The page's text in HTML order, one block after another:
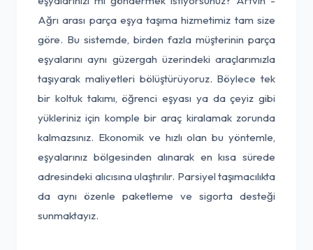
Ağrı arası parça eşya taşıma hizmetimiz tam size
göre. Bu sistemde, birden fazla müşterinin parça
eşyalarını aynı güzergah üzerindeki araçlarımızla
taşıyarak maliyetleri bölüştürüyoruz. Böylece tek
bir koltuk takımı, öğrenci eşyası ya da çeyiz gibi
yükleriniz için komple bir araç kiralamak zorunda
kalmazsınız. Ekonomik ve hızlı olan bu yöntemle,
eşyalarınız bölgesinden alınarak en kısa sürede
adresindeki alıcısına ulaştırılır. Parsiyel taşımacılıkta
da aynı özenle paketleme ve sigorta desteği
sunmaktayız.